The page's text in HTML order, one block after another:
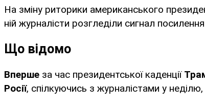
На зміну риторики американського
ній журналісти розгледіли сигнал
Що відомо
Вперше за час президентської каденції
Росії, спілкуючись з журналістами у неділю,